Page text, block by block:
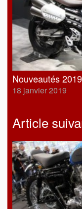
Nouveautés
18 janvier 2019
Article